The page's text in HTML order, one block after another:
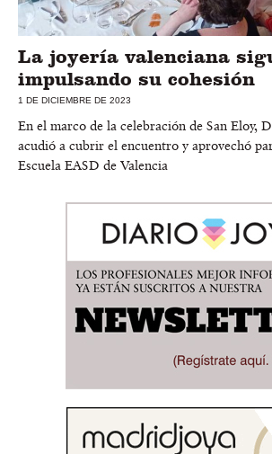
La joyería valenciana
impulsando su cohesión
1 DE DICIEMBRE DE 2023
En el marco de la celebración de San Eloy,
acudió a cubrir el encuentro y aprovechó
Escuela EASD de Valencia